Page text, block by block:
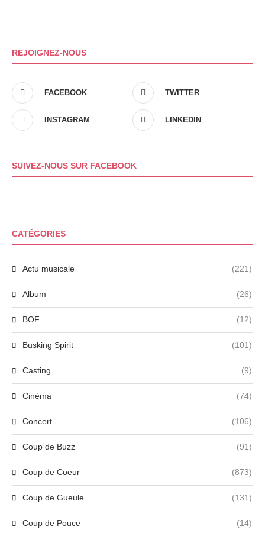
REJOIGNEZ-NOUS
FACEBOOK TWITTER
INSTAGRAM LINKEDIN
SUIVEZ-NOUS SUR FACEBOOK
CATÉGORIES
Actu musicale (221)
Album (26)
BOF (12)
Busking Spirit (101)
Casting (9)
Cinéma (74)
Concert (106)
Coup de Buzz (91)
Coup de Coeur (873)
Coup de Gueule (131)
Coup de Pouce (14)